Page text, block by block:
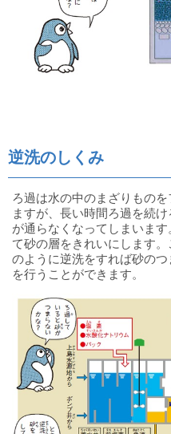
逆洗のしくみ
ろ過は水の中のまざりもの
ますが、長い時間ろ過を続
が通らなくなってしまいま
て砂の層をきれいにします
のように逆洗をすれば砂の
を行うことができます。